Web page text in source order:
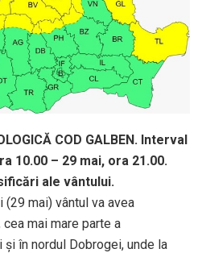
COD GALBEN. Interval
10.00 – 29 mai, ora 21.00.
ale vântului.
mai) vântul va avea
mai mare parte a
în nordul Dobrogei, unde la